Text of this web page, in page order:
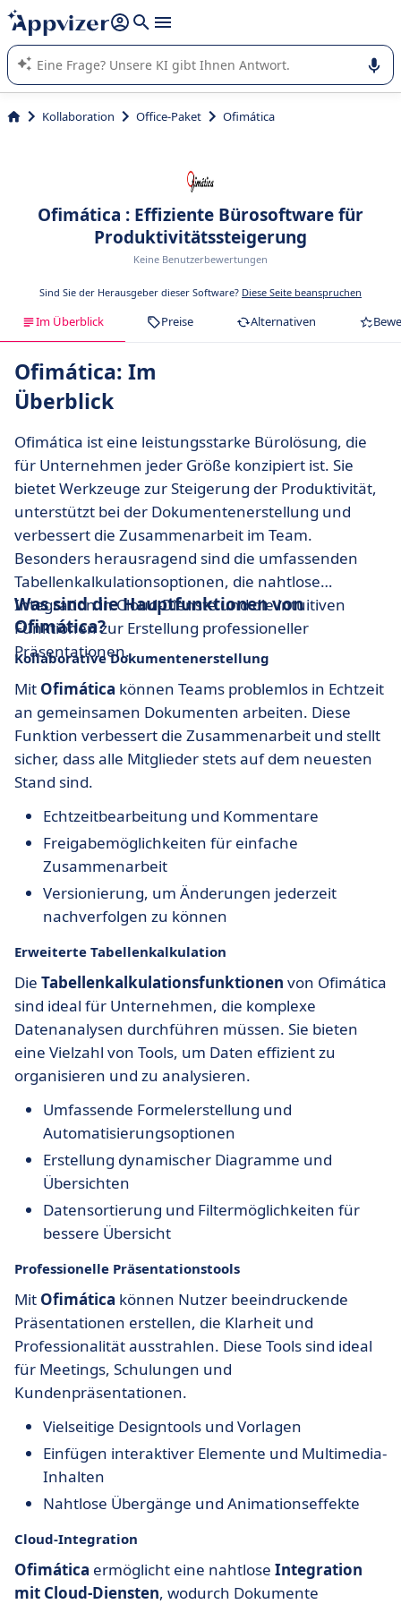
beantworten (mehrere Zeilen mit
Die KI von Appvizer führt Sie bei der Nutzung oder Auswahl
von SaaS-Software in Unternehmen.
Kollaboration Office-Paket Ofimática
Ofimática : Effiziente Bürosoftware für
Produktivitätssteigerung
Keine Benutzerbewertungen
Sind Sie der Herausgeber dieser Software? Diese Seite beanspruchen
Im Überblick Preise Alternativen
Ofimática: Im
Überblick
Ofimática ist eine leistungsstarke Bürolösung, die
für Unternehmen jeder Größe konzipiert ist. Sie
bietet Werkzeuge zur Steigerung der Produktivität,
unterstützt bei der Dokumentenerstellung und
verbessert die Zusammenarbeit im Team.
Besonders herausragend sind die umfassenden
Tabellenkalkulationsoptionen, die nahtlose
Integration in Cloud-Dienste und die intuitiven
Funktionen zur Erstellung professioneller
Präsentationen.
Was sind die Hauptfunktionen von
Ofimática?
Kollaborative Dokumentenerstellung
Mit Ofimática können Teams problemlos in Echtzeit
an gemeinsamen Dokumenten arbeiten. Diese
Funktion verbessert die Zusammenarbeit und stellt
sicher, dass alle Mitglieder stets auf dem neuesten
Stand sind.
Echtzeitbearbeitung und Kommentare
Freigabemöglichkeiten für einfache
Zusammenarbeit
Versionierung, um Änderungen jederzeit
nachverfolgen zu können
Erweiterte Tabellenkalkulation
Die Tabellenkalkulationsfunktionen von Ofimática
sind ideal für Unternehmen, die komplexe
Datenanalysen durchführen müssen. Sie bieten
eine Vielzahl von Tools, um Daten effizient zu
organisieren und zu analysieren.
Umfassende Formelerstellung und
Automatisierungsoptionen
Erstellung dynamischer Diagramme und
Übersichten
Datensortierung und Filtermöglichkeiten für
bessere Übersicht
Professionelle Präsentationstools
Mit Ofimática können Nutzer beeindruckende
Präsentationen erstellen, die Klarheit und
Professionalität ausstrahlen. Diese Tools sind ideal
für Meetings, Schulungen und
Kundenpräsentationen.
Vielseitige Designtools und Vorlagen
Einfügen interaktiver Elemente und Multimedia-
Inhalten
Nahtlose Übergänge und Animationseffekte
Cloud-Integration
Ofimática ermöglicht eine nahtlose Integration
mit Cloud-Diensten, wodurch Dokumente